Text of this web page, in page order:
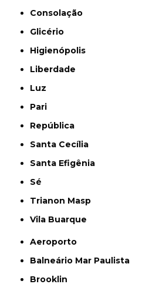
Consolação
Glicério
Higienópolis
Liberdade
Luz
Pari
República
Santa Cecília
Santa Efigênia
Sé
Trianon Masp
Vila Buarque
Aeroporto
Balneário Mar Paulista
Brooklin